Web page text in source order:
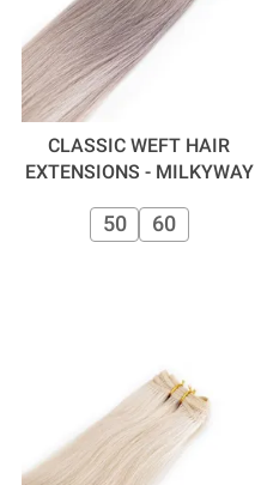
CLASSIC WEFT HAIR
EXTENSIONS - MILKYWAY
50 60